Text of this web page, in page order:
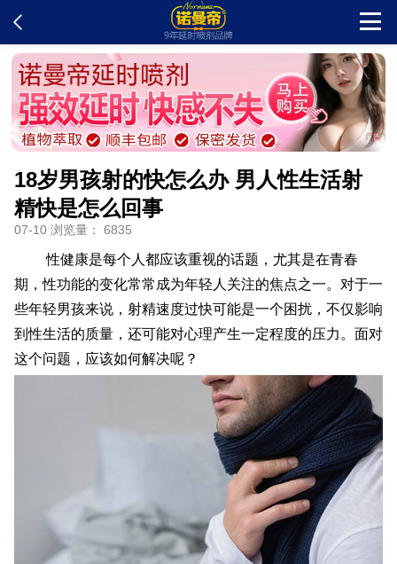
首页
新闻中心
客户留言
产品说明
问题解答
在线订购
配送方式
联系我们
18岁男孩射的快怎么办 男人性生活射
精快是怎么回事
07-10 浏览量： 6835
性健康是每个人都应该重视的话题，尤其是在青春
期，性功能的变化常常成为年轻人关注的焦点之一。对于一
些年轻男孩来说，射精速度过快可能是一个困扰，不仅影响
到性生活的质量，还可能对心理产生一定程度的压力。面对
这个问题，应该如何解决呢？